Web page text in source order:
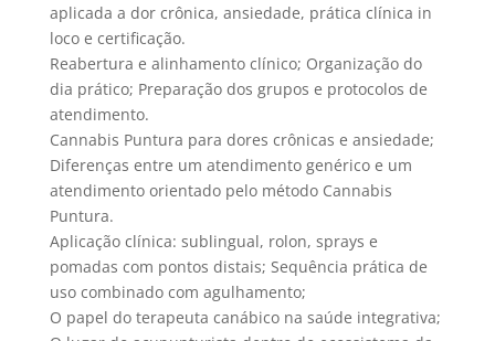
aplicada a dor crônica, ansiedade, prática clínica in
loco e certificação.
Reabertura e alinhamento clínico; Organização do
dia prático; Preparação dos grupos e protocolos de
atendimento.
Cannabis Puntura para dores crônicas e ansiedade;
Diferenças entre um atendimento genérico e um
atendimento orientado pelo método Cannabis
Puntura.
Aplicação clínica: sublingual, rolon, sprays e
pomadas com pontos distais; Sequência prática de
uso combinado com agulhamento;
O papel do terapeuta canábico na saúde integrativa;